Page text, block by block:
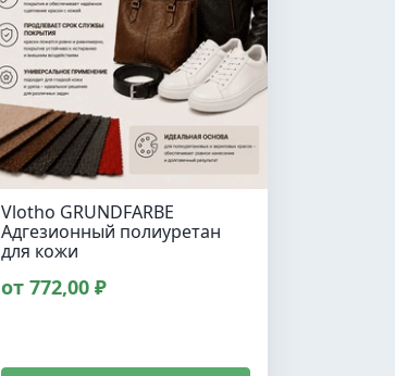
Vlotho GRUNDFARBE
Адгезионный полиуретан
для кожи
от 772,00 ₽